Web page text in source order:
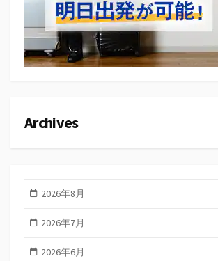
Archives
2026年8月
2026年7月
2026年6月